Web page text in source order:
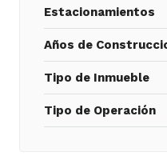
Estacionamientos
Años de
Tipo de Inmueble
Tipo de Operación